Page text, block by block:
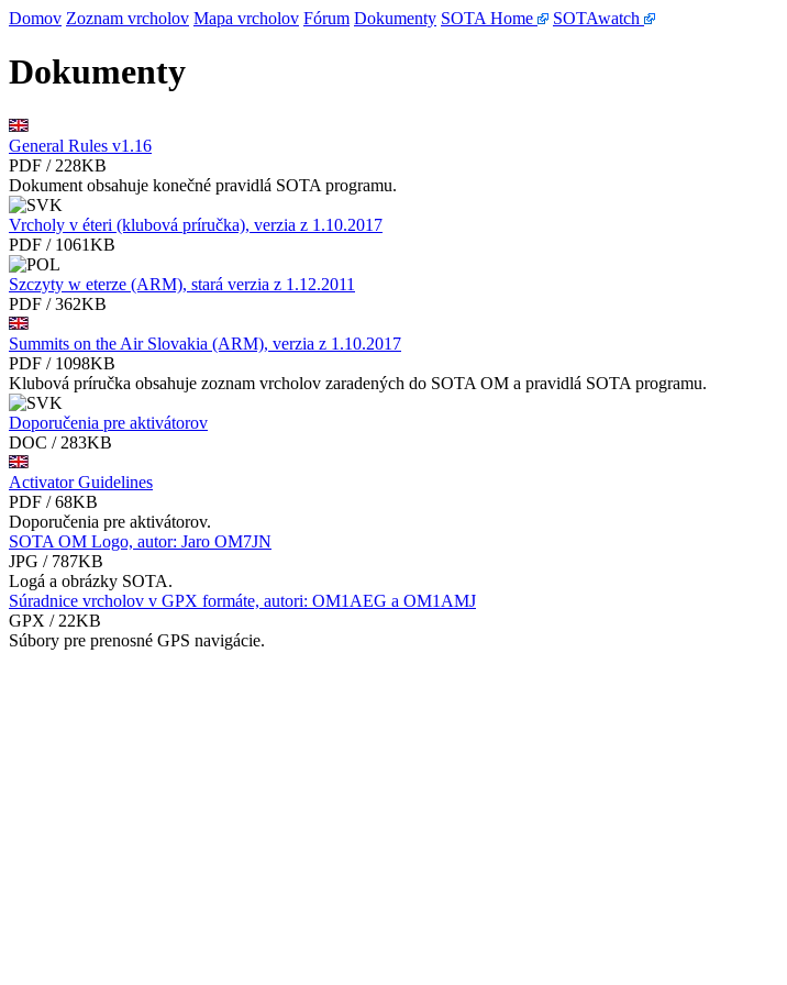
Domov Zoznam vrcholov Mapa vrcholov Fórum Dokumenty SOTA Home SOTAwatch
Dokumenty
General Rules v1.16
PDF / 228KB
Dokument obsahuje konečné pravidlá SOTA programu.
Vrcholy v éteri (klubová príručka), verzia z 1.10.2017
PDF / 1061KB
Szczyty w eterze (ARM), stará verzia z 1.12.2011
PDF / 362KB
Summits on the Air Slovakia (ARM), verzia z 1.10.2017
PDF / 1098KB
Klubová príručka obsahuje zoznam vrcholov zaradených do SOTA OM a pravidlá SOTA programu.
Doporučenia pre aktivátorov
DOC / 283KB
Activator Guidelines
PDF / 68KB
Doporučenia pre aktivátorov.
SOTA OM Logo, autor: Jaro OM7JN
JPG / 787KB
Logá a obrázky SOTA.
Súradnice vrcholov v GPX formáte, autori: OM1AEG a OM1AMJ
GPX / 22KB
Súbory pre prenosné GPS navigácie.